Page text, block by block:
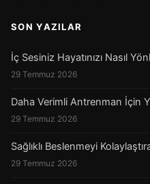
SON YAZILAR
İç Sesiniz Hayatınızı Nasıl
29 Temmuz 2026
Daha Verimli Antrenman İçin
29 Temmuz 2026
Sağlıklı Beslenmeyi
29 Temmuz 2026